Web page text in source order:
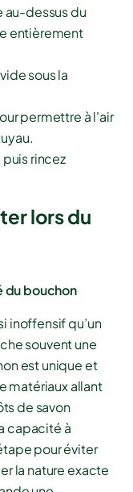
au-dessus du
entièrement
sous la
permettre à l'air
rincez
lors du
du bouchon
inoffensif qu’un
souvent une
est unique et
matériaux allant
de savon
capacité à
pour éviter
la nature exacte